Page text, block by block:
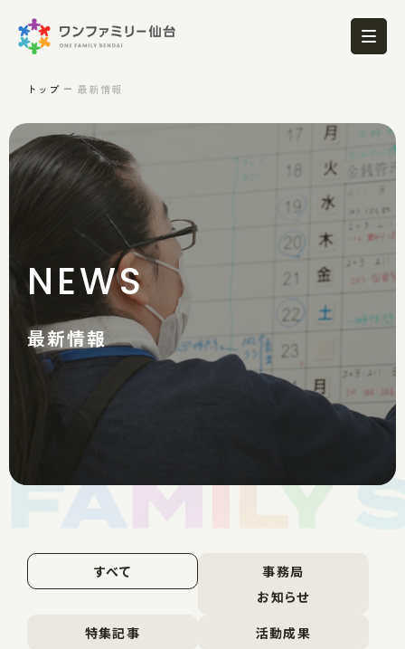
トップ 最新情報
NEWS
最新情報
すべて
事務局
お知らせ
特集記事
活動成果